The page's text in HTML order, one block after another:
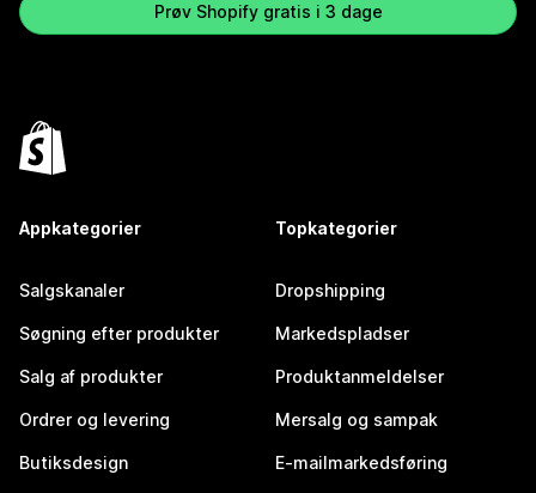
Prøv Shopify gratis i 3 dage
Appkategorier
Salgskanaler
Søgning efter produkter
Salg af produkter
Ordrer og levering
Butiksdesign
Topkategorier
Dropshipping
Markedspladser
Produktanmeldelser
Mersalg og sampak
E-mailmarkedsføring